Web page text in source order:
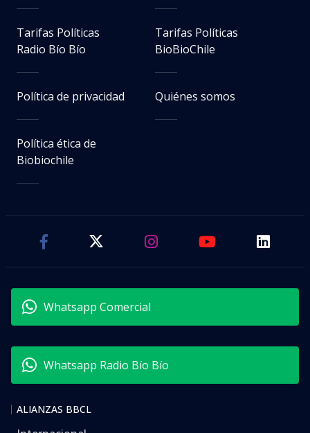
Tarifas Políticas
Radio Bío Bío
Tarifas Políticas
BioBioChile
Política de privacidad Quiénes somos
Política ética de
Biobiochile
Whatsapp Comercial
Whatsapp Radio Bío Bío
ALIANZAS BBCL